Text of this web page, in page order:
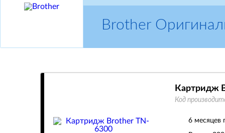
Brother
Картридж
Код
6 месяцев